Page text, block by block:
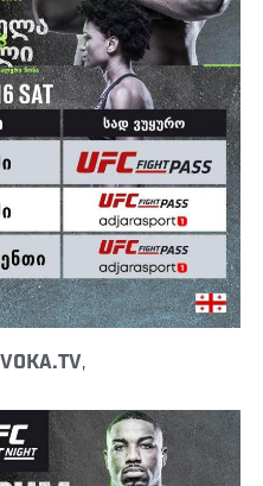
VOKA.TV,